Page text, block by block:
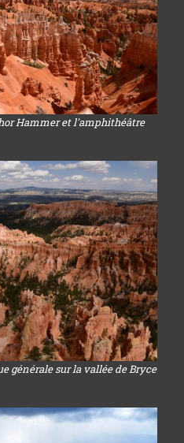
Hammer et l'amphithéâtre
générale sur la vallée de Bryce